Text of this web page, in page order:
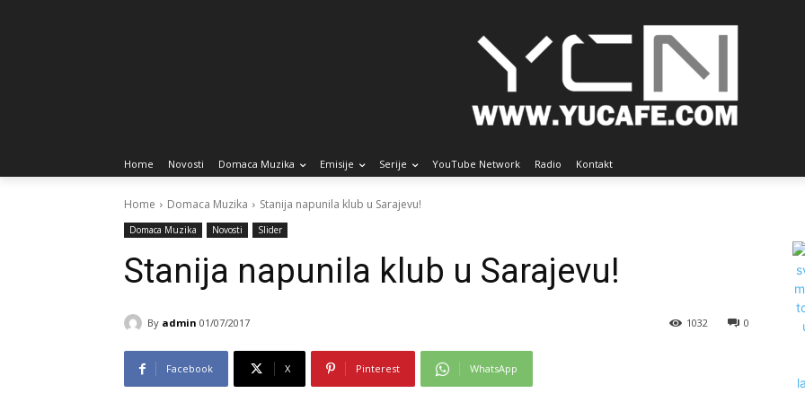
Home Novosti Domaca Muzika Emisije Serije YouTube Network Radio Kontakt
Home Domaca Muzika Stanija napunila klub u Sarajevu!
Domaca Muzika Novosti Slider
Stanija napunila klub u Sarajevu!
By admin 01/07/2017 0
1032
Facebook X Pinterest WhatsApp